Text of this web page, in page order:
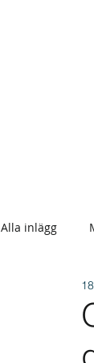
Alla inlägg
Sökbarhet